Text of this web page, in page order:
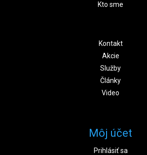
Kto sme
Kontakt
Akcie
Služby
Články
Video
Môj účet
Prihlásiť sa